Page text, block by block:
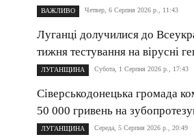
ВАЖЛИВО Четвер, 6 Серпня 2026 р., 11:43
Луганці долучилися до
тижня тестування на вірусні
ЛУГАНЩИНА Субота, 1 Серпня 2026 р., 17:43
Сіверськодонецька громада
50 000 гривень на
ЛУГАНЩИНА Середа, 5 Серпня 2026 р., 20:49